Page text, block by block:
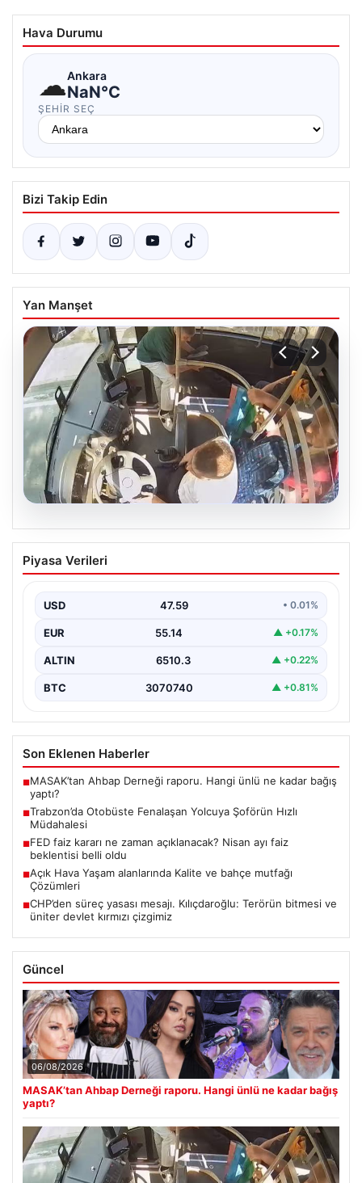
Hava Durumu
☁Ankara
NaN°C
ŞEHIR SEÇ
Bizi Takip Edin
Yan Manşet
Trabzon’da Otobüste Fenalaşan
Yolcuya Şoförün Hızlı Müdahalesi
yaşındaki yolcu Hasan Öner’in hayatı, şoför Sinan
Erdoğan’ın…
Piyasa Verileri
USD 47.59 • 0.01%
EUR 55.14 ▲ +0.17%
ALTIN 6510.3 ▲ +0.22%
BTC 3070740 ▲ +0.81%
Son Eklenen Haberler
■MASAK’tan Ahbap Derneği raporu. Hangi ünlü ne kadar bağış
yaptı?
■Trabzon’da Otobüste Fenalaşan Yolcuya Şoförün Hızlı
Müdahalesi
■FED faiz kararı ne zaman açıklanacak? Nisan ayı faiz
beklentisi belli oldu
■Açık Hava Yaşam alanlarında Kalite ve bahçe mutfağı
Çözümleri
■CHP’den süreç yasası mesajı. Kılıçdaroğlu: Terörün bitmesi ve
üniter devlet kırmızı çizgimiz
Güncel
06/08/2026
MASAK’tan Ahbap Derneği raporu. Hangi ünlü ne kadar bağış
yaptı?